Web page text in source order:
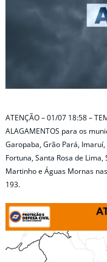
ATENÇÃO – 01/07 18:58 –
ALAGAMENTOS para os
Garopaba, Grão Pará,
Fortuna, Santa Rosa de
Martinho e Águas Mornas
193.